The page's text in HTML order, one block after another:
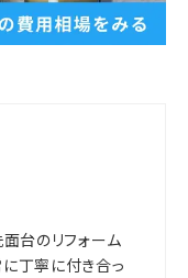
面台のリフォーム
丁寧に付き合っ